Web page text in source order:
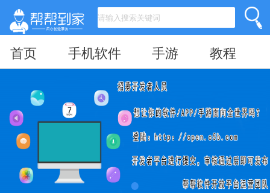
首页 手机软件 手游 教程